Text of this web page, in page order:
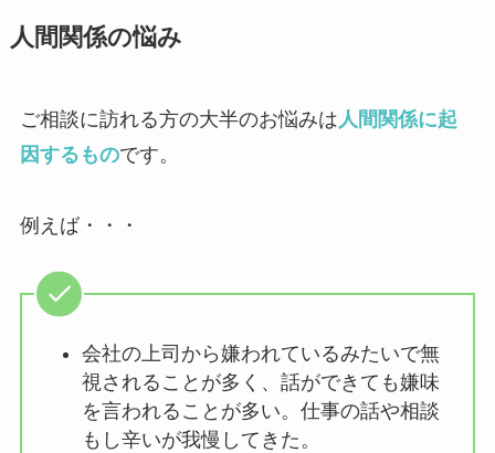
人間関係の悩み
ご相談に訪れる方の大半のお悩みは人間関係に起
因するものです。
例えば・・・
会社の上司から嫌われているみたいで無
視されることが多く、話ができても嫌味
を言われることが多い。仕事の話や相談
もし辛いが我慢してきた。